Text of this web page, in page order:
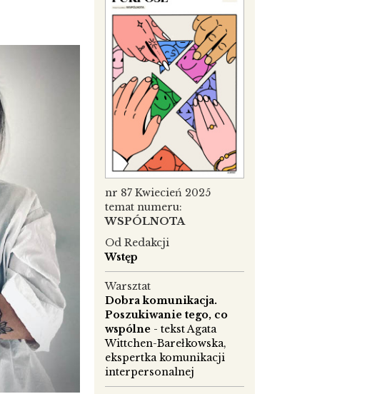
nr 87 Kwiecień 2025
temat numeru:
WSPÓLNOTA
Od Redakcji
Wstęp
Warsztat
Dobra komunikacja.
Poszukiwanie tego, co
wspólne - tekst Agata
Wittchen-Barełkowska,
ekspertka komunikacji
interpersonalnej